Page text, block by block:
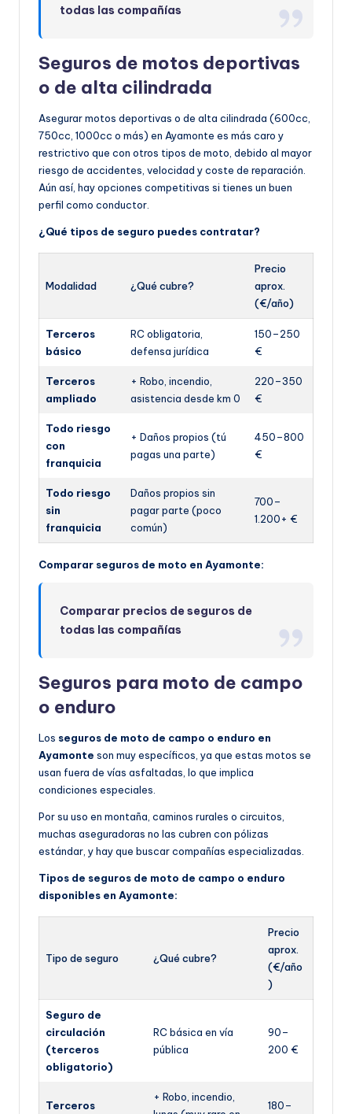
todas las compañías
Seguros de motos deportivas
o de alta cilindrada
Asegurar motos deportivas o de alta cilindrada (600cc,
750cc, 1000cc o más) en Ayamonte es más caro y
restrictivo que con otros tipos de moto, debido al mayor
riesgo de accidentes, velocidad y coste de reparación.
Aún así, hay opciones competitivas si tienes un buen
perfil como conductor.
¿Qué tipos de seguro puedes contratar?
Modalidad ¿Qué cubre?
Precio
aprox.
(€/año)
Terceros
básico
RC obligatoria,
defensa jurídica
150–250
€
Terceros
ampliado
+ Robo, incendio,
asistencia desde km 0
220–350
€
Todo riesgo
con
franquicia
+ Daños propios (tú
pagas una parte)
450–800
€
Todo riesgo
sin
franquicia
Daños propios sin
pagar parte (poco
común)
700–
1.200+ €
Comparar seguros de moto en Ayamonte:
Comparar precios de seguros de
todas las compañías
Seguros para moto de campo
o enduro
Los seguros de moto de campo o enduro en
Ayamonte son muy específicos, ya que estas motos se
usan fuera de vías asfaltadas, lo que implica
condiciones especiales.
Por su uso en montaña, caminos rurales o circuitos,
muchas aseguradoras no las cubren con pólizas
estándar, y hay que buscar compañías especializadas.
Tipos de seguros de moto de campo o enduro
disponibles en Ayamonte:
Tipo de seguro ¿Qué cubre?
Precio
aprox.
(€/año
)
Seguro de
circulación
(terceros
obligatorio)
RC básica en vía
pública
90–
200 €
Terceros
+ Robo, incendio,
180–